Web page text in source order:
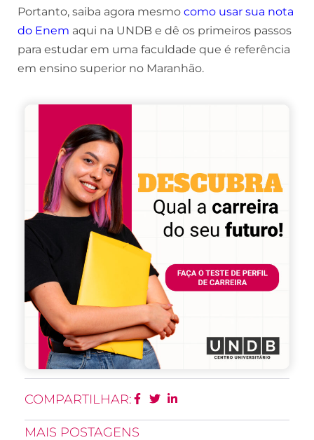
Portanto, saiba agora mesmo como usar sua nota
do Enem aqui na UNDB e dê os primeiros passos
para estudar em uma faculdade que é referência
em ensino superior no Maranhão.
COMPARTILHAR:
MAIS POSTAGENS